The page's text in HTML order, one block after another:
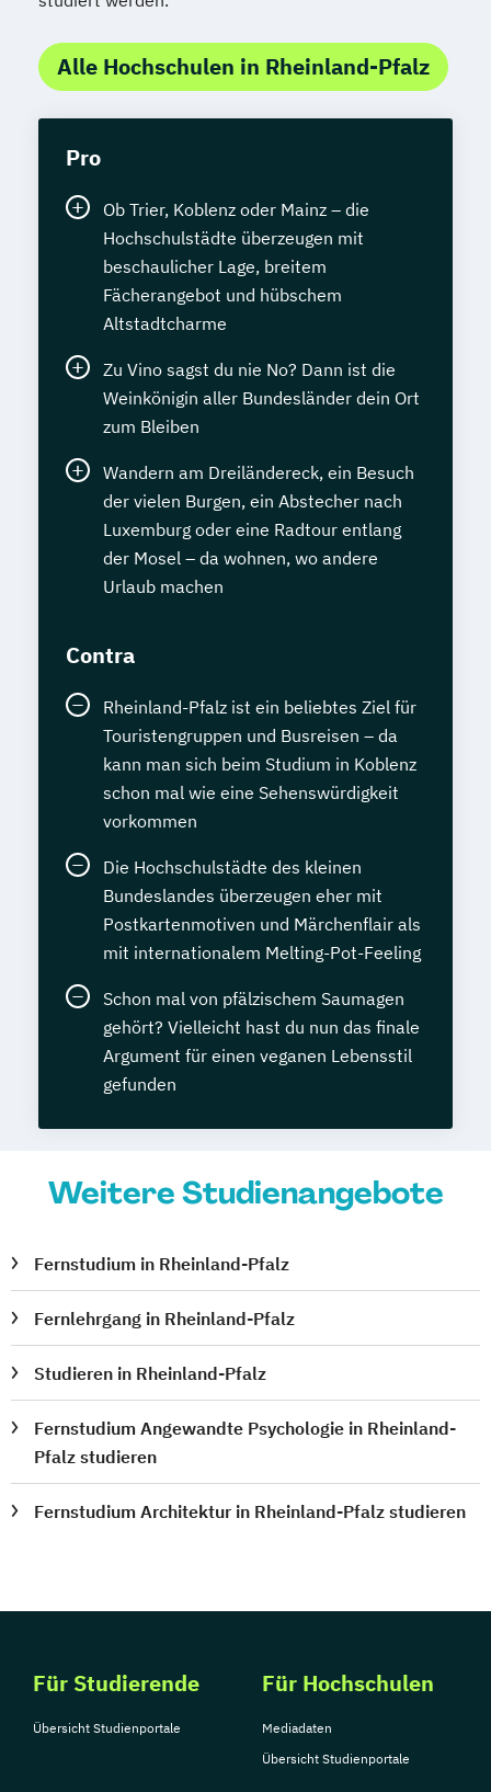
Alle Hochschulen in Rheinland-Pfalz
Pro
Ob Trier, Koblenz oder Mainz – die
Hochschulstädte überzeugen mit
beschaulicher Lage, breitem
Fächerangebot und hübschem
Altstadtcharme
Zu Vino sagst du nie No? Dann ist die
Weinkönigin aller Bundesländer dein Ort
zum Bleiben
Wandern am Dreiländereck, ein Besuch
der vielen Burgen, ein Abstecher nach
Luxemburg oder eine Radtour entlang
der Mosel – da wohnen, wo andere
Urlaub machen
Contra
Rheinland-Pfalz ist ein beliebtes Ziel für
Touristengruppen und Busreisen – da
kann man sich beim Studium in Koblenz
schon mal wie eine Sehenswürdigkeit
vorkommen
Die Hochschulstädte des kleinen
Bundeslandes überzeugen eher mit
Postkartenmotiven und Märchenflair als
mit internationalem Melting-Pot-Feeling
Schon mal von pfälzischem Saumagen
gehört? Vielleicht hast du nun das finale
Argument für einen veganen Lebensstil
gefunden
Weitere Studienangebote
Fernstudium in Rheinland-Pfalz
Fernlehrgang in Rheinland-Pfalz
Studieren in Rheinland-Pfalz
Fernstudium Angewandte Psychologie in Rheinland-
Pfalz studieren
Fernstudium Architektur in Rheinland-Pfalz studieren
Für Studierende
Übersicht Studienportale
Für Hochschulen
Mediadaten
Übersicht Studienportale